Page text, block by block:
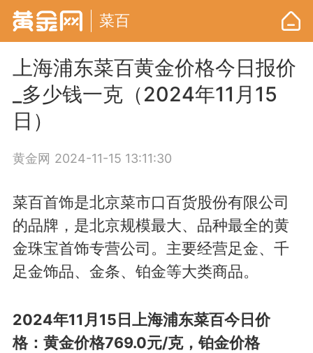
菜百
上海浦东菜百黄金价格今日报价
_多少钱一克（2024年11月15
日）
黄金网 2024-11-15 13:11:30
菜百首饰是北京菜市口百货股份有限公司
的品牌，是北京规模最大、品种最全的黄
金珠宝首饰专营公司。主要经营足金、千
足金饰品、金条、铂金等大类商品。
2024年11月15日上海浦东菜百今日价
格：黄金价格769.0元/克，铂金价格